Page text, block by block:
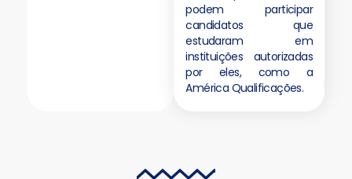
podem participar
candidatos que
estudaram em
instituições autorizadas
por eles, como a
América Qualificações.